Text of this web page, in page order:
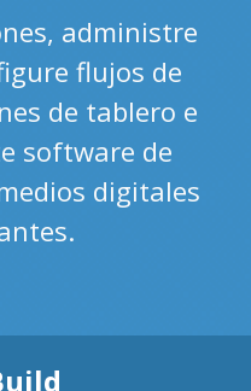
administre
flujos de
de tablero e
software de
digitales